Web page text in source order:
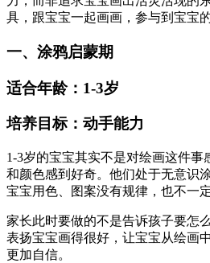
具，跟宝宝一起画画，参与到宝宝
一、涂鸦启蒙期
适合年龄：1-3岁
培养目标：动手能力
1-3岁的宝宝其实不是对绘画这件事
和颜色感到好奇。他们处于无意识
宝宝用色、图案没有规律，也不一
家长此时要做的不是告诉孩子要怎
表扬宝宝画得很好，让宝宝从绘画
更加自信。